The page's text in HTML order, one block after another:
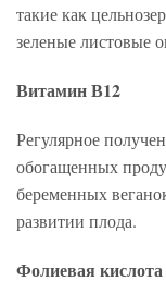
такие как
зеленые листовые
Витамин В12
Регулярное
обогащенных
беременных
развитии плода.
Фолиевая кислота